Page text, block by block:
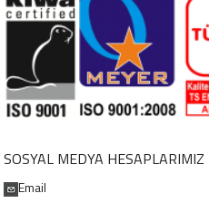
SOSYAL MEDYA HESAPLARIMIZ
Email